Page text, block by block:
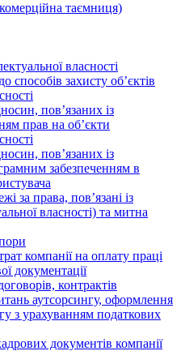
таємниця)
власності
способів захисту об’єктів
пов’язаних із
прав на об’єкти
пов’язаних із
забезпеченням в
за права, пов’язані із
власності) та митна
компанії на оплату праці
документації
контрактів
аутсорсингу, оформлення
з урахуванням податкових
документів компанії